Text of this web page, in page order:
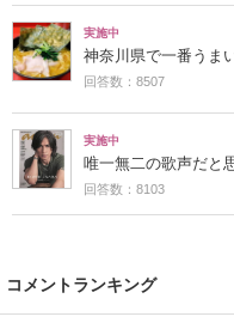
実施中
神奈川県で一番うま
回答数：8507
実施中
唯一無二の歌声だと
回答数：8103
コメントランキング